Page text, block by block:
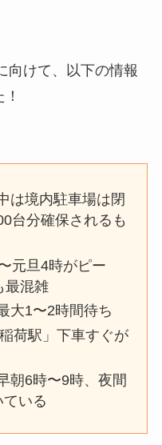
向けて、以下の情報
は境内駐車場は閉
台分確保されるも
元旦4時がピー
最混雑
大1〜2時間待ち
荷駅」下車すぐが
朝6時〜9時、夜間
いる